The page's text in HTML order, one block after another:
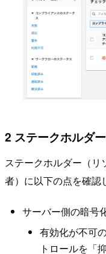
2 ステークホルダ
ステークホルダー（
者）に以下の点を確認
サーバー側の暗号
有効化が不可
トロールを「